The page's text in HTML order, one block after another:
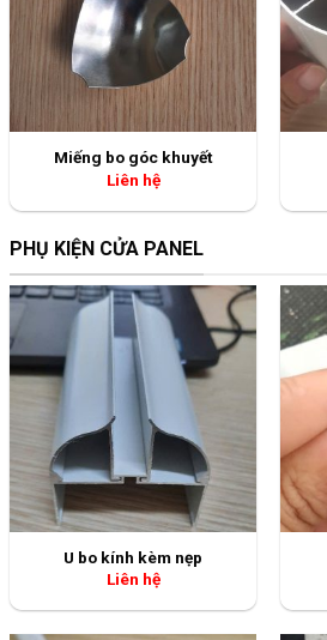
Miếng bo góc khuyết
Liên hệ
PHỤ KIỆN CỬA PANEL
U bo kính kèm nẹp
Liên hệ